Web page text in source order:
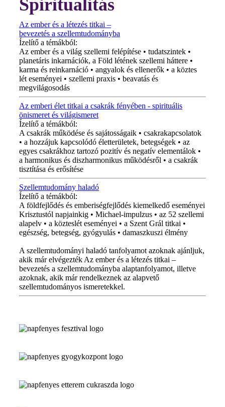
Spiritualitás
Az ember és a létezés titkai –
bevezetés a szellemtudományba
Ízelítő a témákból:
Az ember és a világ szellemi felépítése • tudatszintek •
planetáris inkarnációk, a Föld létének szellemi háttere •
karma és reinkarnáció • angyalok és ellenerők • a köztes
lét eseményei • szellemi praxis • beavatás és
megvilágosodás
Az emberi élet titkai a csakrák fényében - spirituális
önismeret és világismeret
Ízelítő a témákból:
A csakrák működése és sajátosságaik • csakrakapcsolatok
• a hozzájuk kapcsolódó életterületek, betegségek • az
egyes csakrákhoz tartozó pozitív és negatív elementálok •
a harmonikus és diszharmonikus működésről • a csakrák
tisztítása és erősítése
Szellemtudomány haladó
Ízelítő a témákból:
A földfejlődés és emberiségfejlődés kiemelkedő eseményei
Krisztustól napjainkig • Michael-impulzus • az 52 szellemi
alapelv • a közteslét eseményei • a Szent Grál titkai •
egészség, betegség, gyógyulás • damaszkuszi élmény
A szellemtudományi haladó tanfolyamot azoknak ajánljuk,
akik már elvégezték Az ember és a létezés titkai –
bevezetés a szellemtudományba alaptanfolyamot, illetve
azoknak, akik már rendelkeznek az alapvető
szellemtudományos ismeretekkel.